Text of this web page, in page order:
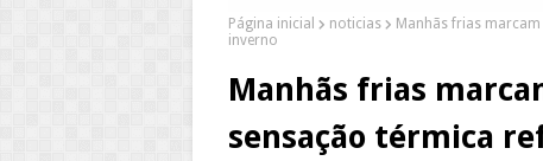
Página inicial noticias
Manhãs frias
inverno
Manhãs frias
sensação térmica